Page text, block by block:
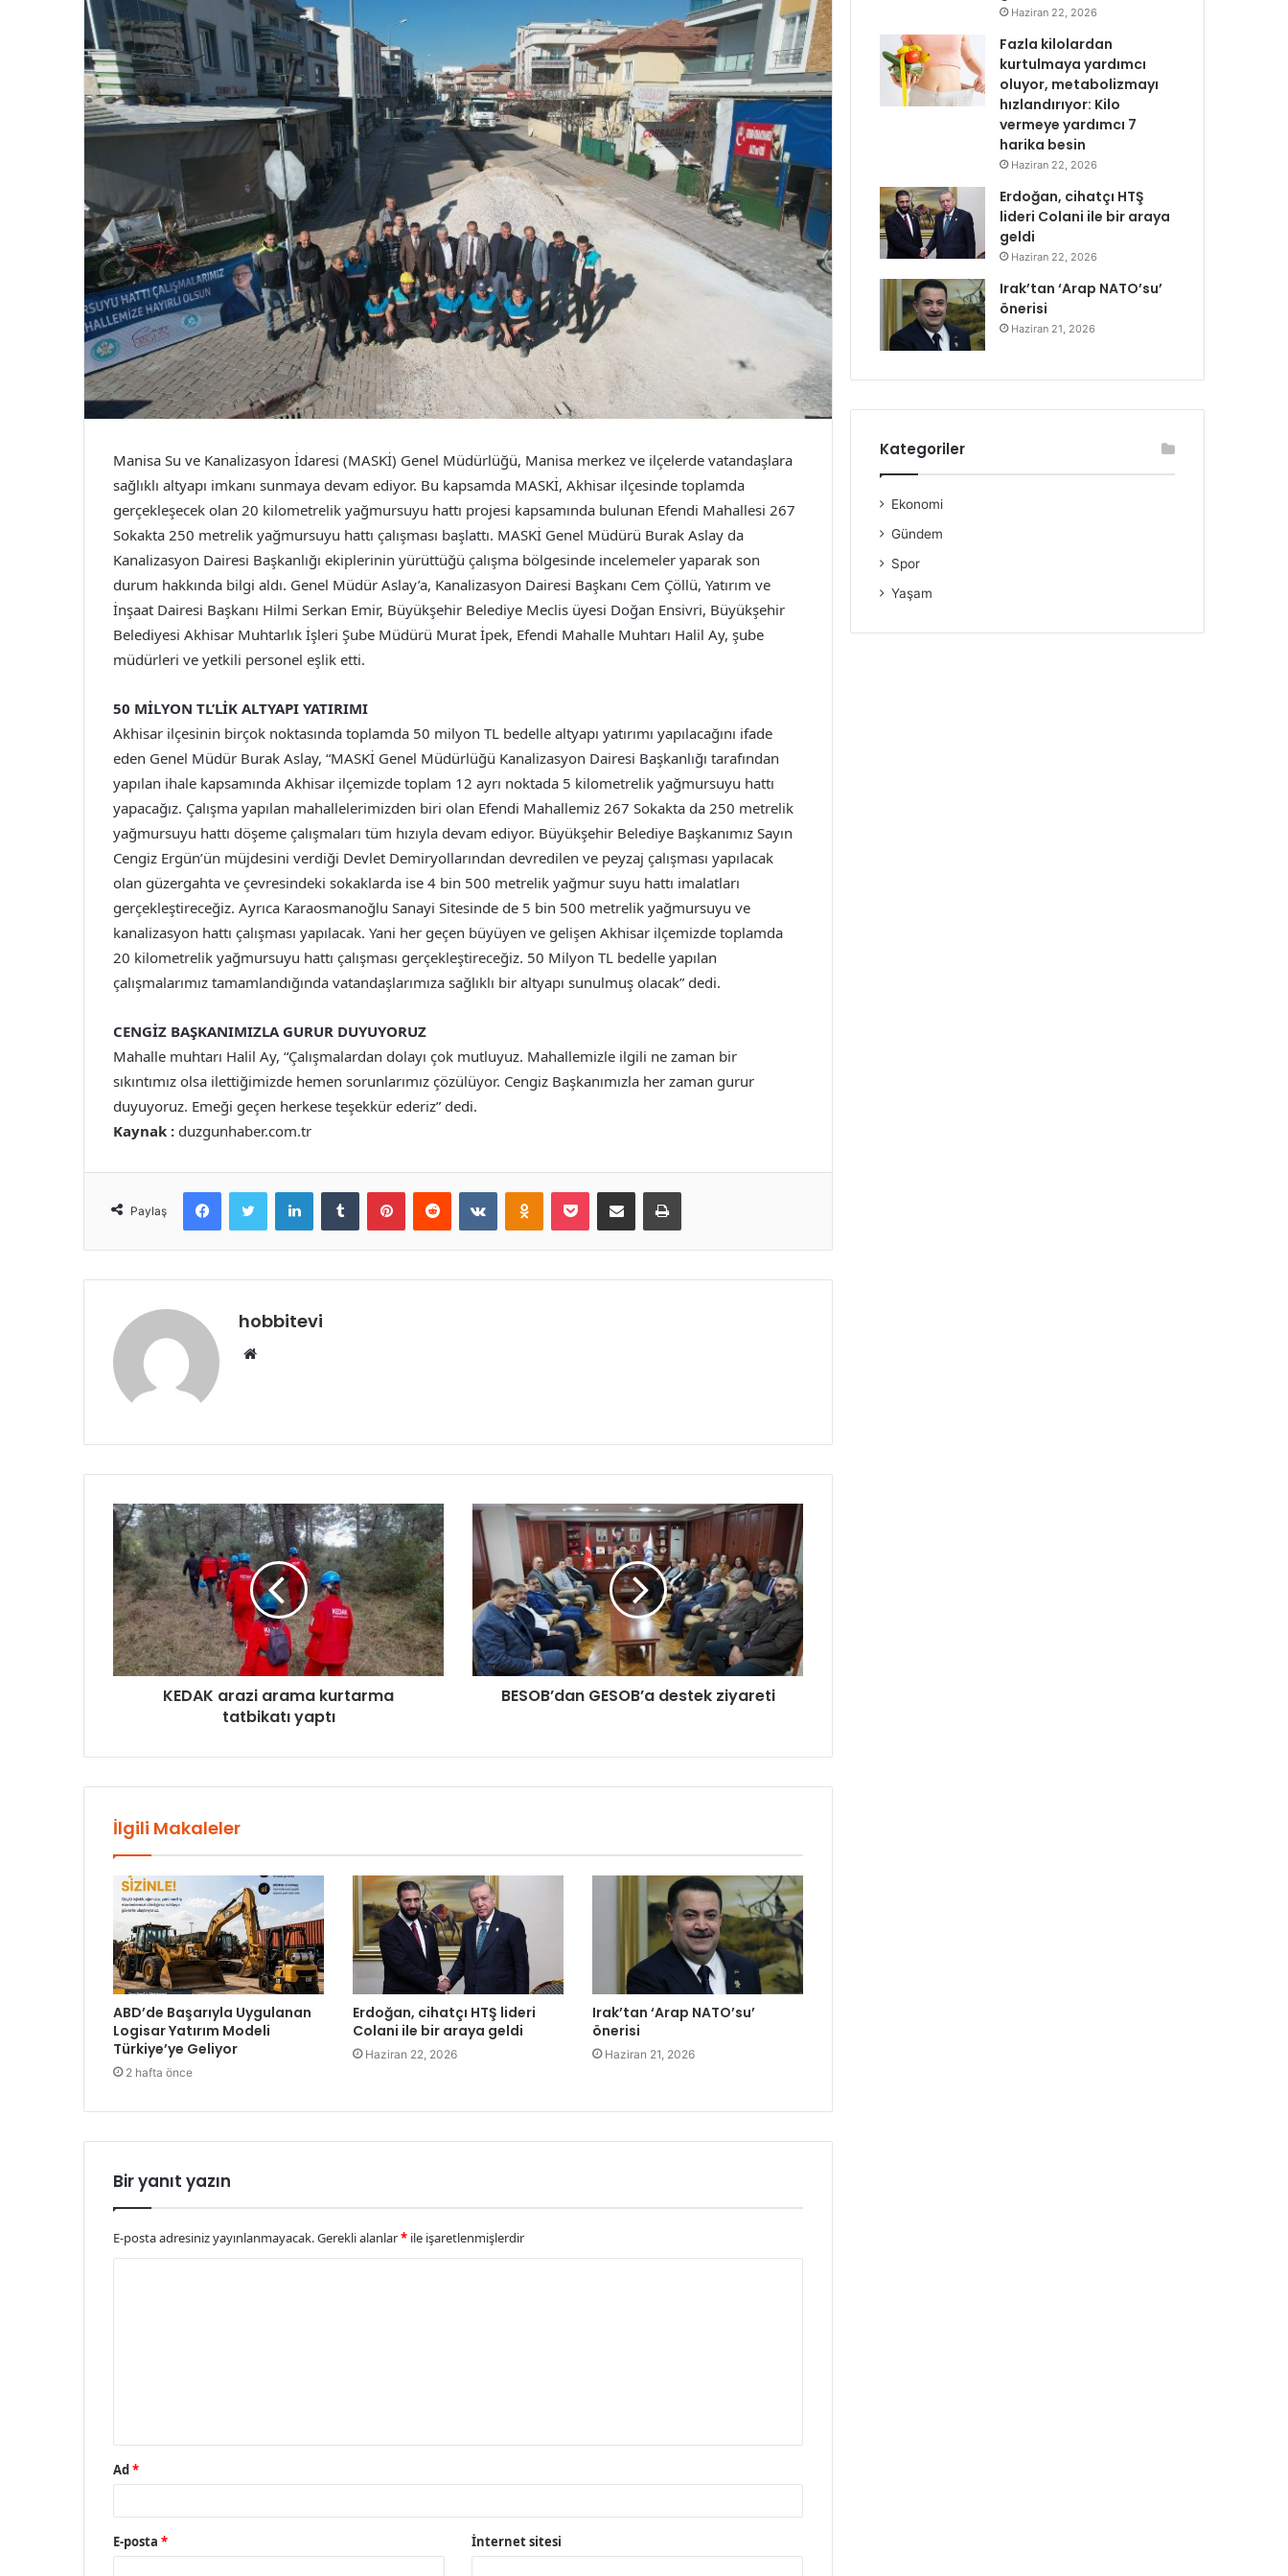
Manisa Su ve Kanalizasyon İdaresi (MASKİ) Genel Müdürlüğü, Manisa merkez ve ilçelerde vatandaşlara
sağlıklı altyapı imkanı sunmaya devam ediyor. Bu kapsamda MASKİ, Akhisar ilçesinde toplamda
gerçekleşecek olan 20 kilometrelik yağmursuyu hattı projesi kapsamında bulunan Efendi Mahallesi 267
Sokakta 250 metrelik yağmursuyu hattı çalışması başlattı. MASKİ Genel Müdürü Burak Aslay da
Kanalizasyon Dairesi Başkanlığı ekiplerinin yürüttüğü çalışma bölgesinde incelemeler yaparak son
durum hakkında bilgi aldı. Genel Müdür Aslay’a, Kanalizasyon Dairesi Başkanı Cem Çöllü, Yatırım ve
İnşaat Dairesi Başkanı Hilmi Serkan Emir, Büyükşehir Belediye Meclis üyesi Doğan Ensivri, Büyükşehir
Belediyesi Akhisar Muhtarlık İşleri Şube Müdürü Murat İpek, Efendi Mahalle Muhtarı Halil Ay, şube
müdürleri ve yetkili personel eşlik etti.
50 MİLYON TL’LİK ALTYAPI YATIRIMI
Akhisar ilçesinin birçok noktasında toplamda 50 milyon TL bedelle altyapı yatırımı yapılacağını ifade
eden Genel Müdür Burak Aslay, “MASKİ Genel Müdürlüğü Kanalizasyon Dairesi Başkanlığı tarafından
yapılan ihale kapsamında Akhisar ilçemizde toplam 12 ayrı noktada 5 kilometrelik yağmursuyu hattı
yapacağız. Çalışma yapılan mahallelerimizden biri olan Efendi Mahallemiz 267 Sokakta da 250 metrelik
yağmursuyu hattı döşeme çalışmaları tüm hızıyla devam ediyor. Büyükşehir Belediye Başkanımız Sayın
Cengiz Ergün’ün müjdesini verdiği Devlet Demiryollarından devredilen ve peyzaj çalışması yapılacak
olan güzergahta ve çevresindeki sokaklarda ise 4 bin 500 metrelik yağmur suyu hattı imalatları
gerçekleştireceğiz. Ayrıca Karaosmanoğlu Sanayi Sitesinde de 5 bin 500 metrelik yağmursuyu ve
kanalizasyon hattı çalışması yapılacak. Yani her geçen büyüyen ve gelişen Akhisar ilçemizde toplamda
20 kilometrelik yağmursuyu hattı çalışması gerçekleştireceğiz. 50 Milyon TL bedelle yapılan
çalışmalarımız tamamlandığında vatandaşlarımıza sağlıklı bir altyapı sunulmuş olacak” dedi.
CENGİZ BAŞKANIMIZLA GURUR DUYUYORUZ
Mahalle muhtarı Halil Ay, “Çalışmalardan dolayı çok mutluyuz. Mahallemizle ilgili ne zaman bir
sıkıntımız olsa ilettiğimizde hemen sorunlarımız çözülüyor. Cengiz Başkanımızla her zaman gurur
duyuyoruz. Emeği geçen herkese teşekkür ederiz” dedi.
Kaynak : duzgunhaber.com.tr
Paylaş
FacebookTwitter LinkedInTumblr PinterestReddit VKontakteOdnoklassniki
Pocket E-Posta ile paylaş Yazdır
hobbitevi
Web
KEDAK arazi arama kurtarma
tatbikatı yaptı
BESOB’dan GESOB’a destek ziyareti
İlgili Makaleler
ABD’de Başarıyla Uygulanan
Logisar Yatırım Modeli
Türkiye’ye Geliyor
2 hafta önce
Erdoğan, cihatçı HTŞ lideri
Colani ile bir araya geldi
Haziran 22, 2026
Irak’tan ‘Arap NATO’su’
önerisi
Haziran 21, 2026
Bir yanıt yazın
E-posta adresiniz yayınlanmayacak.Gerekli alanlar* ile işaretlenmişlerdir
Ad*
E-posta * İnternet sitesi
Haziran 22, 2026
Fazla kilolardan
kurtulmaya yardımcı
oluyor, metabolizmayı
hızlandırıyor: Kilo
vermeye yardımcı 7
harika besin
Haziran 22, 2026
Erdoğan, cihatçı HTŞ
lideri Colani ile bir araya
geldi
Haziran 22, 2026
Irak’tan ‘Arap NATO’su’
önerisi
Haziran 21, 2026
Kategoriler
Ekonomi
Gündem
Spor
Yaşam